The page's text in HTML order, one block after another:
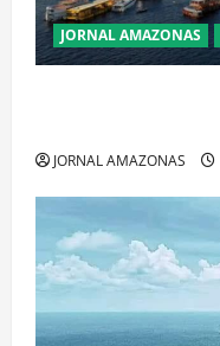
JORNAL AMAZONAS
JORNAL AMAZONAS